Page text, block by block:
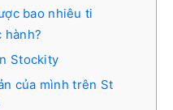
bao nhiêu ti
hành?
Stockity
của mình trên St